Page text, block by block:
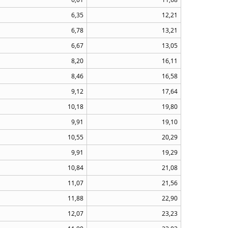
6,35
12,21
6,78
13,21
6,67
13,05
8,20
16,11
8,46
16,58
9,12
17,64
10,18
19,80
9,91
19,10
10,55
20,29
9,91
19,29
10,84
21,08
11,07
21,56
11,88
22,90
12,07
23,23